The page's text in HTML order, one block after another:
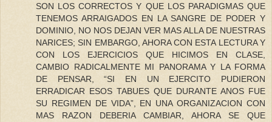
SON LOS CORRECTOS Y QUE LOS PARADIGMAS QUE
TENEMOS ARRAIGADOS EN LA SANGRE DE PODER Y
DOMINIO, NO NOS DEJAN VER MAS ALLA DE NUESTRAS
NARICES; SIN EMBARGO, AHORA CON ESTA LECTURA Y
CON LOS EJERCICIOS QUE HICIMOS EN CLASE,
CAMBIO RADICALMENTE MI PANORAMA Y LA FORMA
DE PENSAR, “SI EN UN EJERCITO PUDIERON
ERRADICAR ESOS TABUES QUE DURANTE ANOS FUE
SU REGIMEN DE VIDA”, EN UNA ORGANIZACION CON
MAS RAZON DEBERIA CAMBIAR, AHORA SE QUE